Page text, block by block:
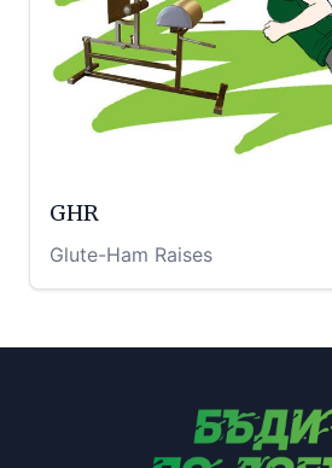
GHR
Glute-Ham Raises